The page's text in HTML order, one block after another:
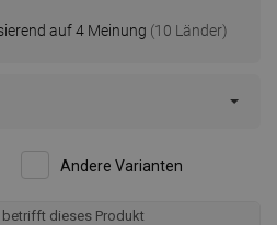
auf 4 Meinung (10 Länder)
Andere Varianten
betrifft dieses Produkt